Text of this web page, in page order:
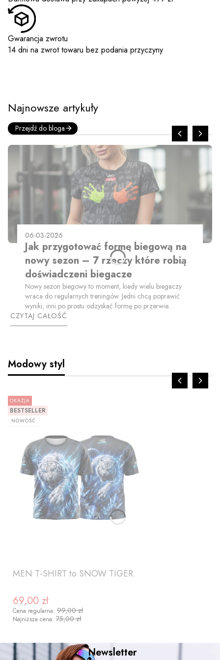
Gwarancja zwrotu
14 dni na zwrot towaru bez podania przyczyny
Najnowsze artykuły
Przejdź do bloga
06-03-2026
Jak przygotować formę biegową na
nowy sezon – 7 rzeczy które robią
doświadczeni biegacze
Nowy sezon biegowy to moment, kiedy wielu biegaczy
wraca do regularnych treningów. Jedni chcą poprawić
wyniki, inni po prostu odzyskać formę po przerwie.
Niezależnie od poziomu zaawansowania jedno jest pewne
–dobra forma biegowa nie pojawia się
CZYTAJ CAŁOŚĆ
Modowy styl
OKAZJA
BESTSELLER
NOWOŚĆ
MEN T-SHIRT to SNOW TIGER
Cena promocyjna
69,00 zł
Cena regularna: 99,00 zł
Najniższa cena: 75,00 zł
Newsletter